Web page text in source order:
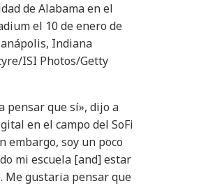
de Alabama en el
el 10 de enero de
Indiana
ISI Photos/Getty
pensar que sí», dijo a
en el campo del SoFi
embargo, soy un poco
mi escuela [and] estar
Me gustaria pensar que